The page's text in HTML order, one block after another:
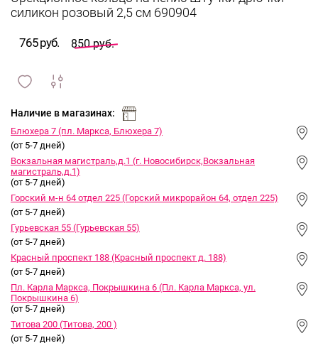
765 руб. 850 руб.
и
Наличие в магазинах:
Блюхера 7 (пл. Маркса, Блюхера 7)
(от 5-7 дней)
Вокзальная магистраль,д.1 (г. Новосибирск,Вокзальная
магистраль,д.1)
(от 5-7 дней)
Горский м-н 64 отдел 225 (Горский микрорайон 64, отдел 225)
(от 5-7 дней)
Гурьевская 55 (Гурьевская 55)
(от 5-7 дней)
Красный проспект 188 (Красный проспект д. 188)
(от 5-7 дней)
Пл. Карла Маркса, Покрышкина 6 (Пл. Карла Маркса, ул.
Покрышкина 6)
(от 5-7 дней)
Титова 200 (Титова, 200 )
(от 5-7 дней)